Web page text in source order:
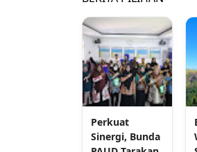
Perkuat
Sinergi, Bunda